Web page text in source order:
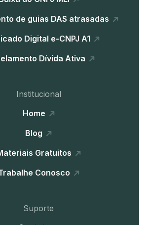
de guias DAS atrasadas
Digital e-CNPJ A1
Dívida Ativa
Institucional
Home
Blog
Gratuitos
Conosco
Suporte